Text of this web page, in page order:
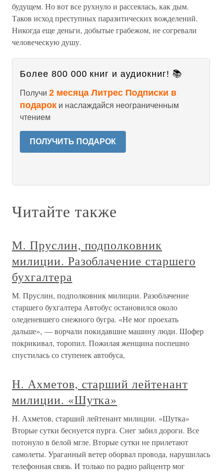
будущем. Но вот все рухнуло и рассеялась, как дым.
Таков исход преступных паразитических вожделений.
Никогда еще деньги, добытые грабежом, не согревали
человеческую душу.
Более 800 000 книг и аудиокниг! 📚
Получи 2 месяца Литрес Подписки в
подарок и наслаждайся неограниченным
чтением
ПОЛУЧИТЬ ПОДАРОК
Читайте также
М. Пруслин, подполковник
милиции. Разоблачение старшего
бухгалтера
М. Пруслин, подполковник милиции. Разоблачение
старшего бухгалтера Автобус остановился около
оледеневшего снежного бугра. «Не мог проехать
дальше», — ворчали покидавшие машину люди. Шофер
покрикивал, торопил. Пожилая женщина поспешно
спустилась со ступенек автобуса,
Н. Ахметов, старший лейтенант
милиции. «Шутка»
Н. Ахметов, старший лейтенант милиции. «Шутка»
Вторые сутки беснуется пурга. Снег забил дороги. Все
потонуло в белой мгле. Вторые сутки не прилетают
самолеты. Ураганный ветер оборвал провода, нарушилась
телефонная связь. И только по радио райцентр мог